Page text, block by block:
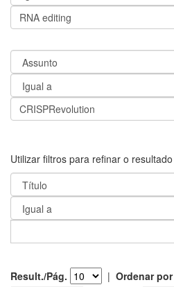
Utilizar filtros para refinar o
Result./Pág. | Ordenar por